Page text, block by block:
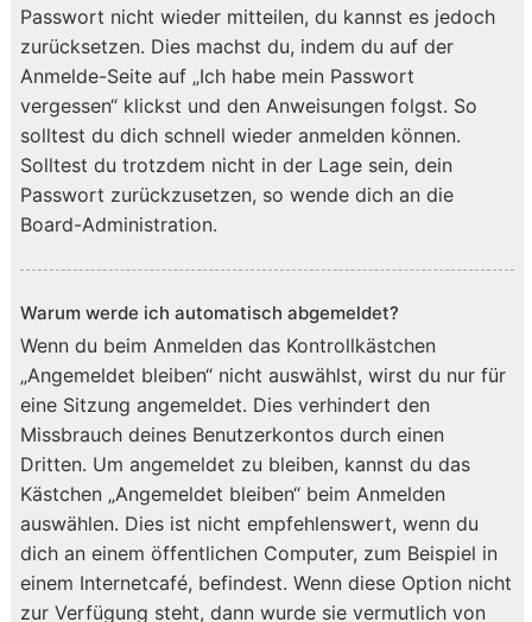
Passwort nicht wieder mitteilen, du kannst es jedoch
zurücksetzen. Dies machst du, indem du auf der
Anmelde-Seite auf „Ich habe mein Passwort
vergessen“ klickst und den Anweisungen folgst. So
solltest du dich schnell wieder anmelden können.
Solltest du trotzdem nicht in der Lage sein, dein
Passwort zurückzusetzen, so wende dich an die
Board-Administration.
Warum werde ich automatisch abgemeldet?
Wenn du beim Anmelden das Kontrollkästchen
„Angemeldet bleiben“ nicht auswählst, wirst du nur für
eine Sitzung angemeldet. Dies verhindert den
Missbrauch deines Benutzerkontos durch einen
Dritten. Um angemeldet zu bleiben, kannst du das
Kästchen „Angemeldet bleiben“ beim Anmelden
auswählen. Dies ist nicht empfehlenswert, wenn du
dich an einem öffentlichen Computer, zum Beispiel in
einem Internetcafé, befindest. Wenn diese Option nicht
zur Verfügung steht, dann wurde sie vermutlich von